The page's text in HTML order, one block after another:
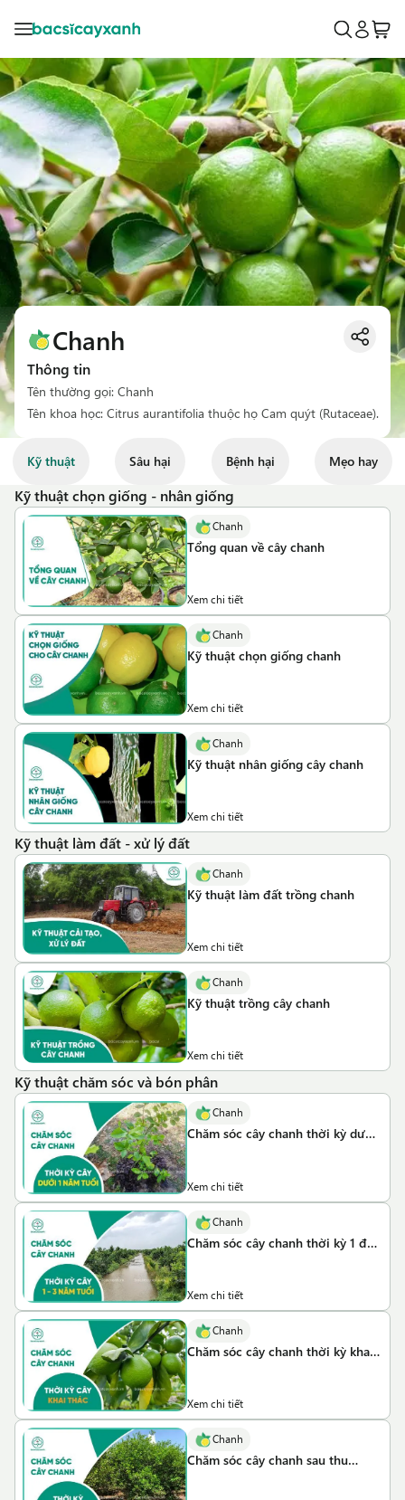
Chanh
Thông tin
Tên thường gọi: Chanh
Tên khoa học: Citrus aurantifolia thuộc họ Cam quýt (Rutaceae).
Kỹ thuật Sâu hại Bệnh hại Mẹo hay
Kỹ thuật chọn giống - nhân giống
Chanh
Tổng quan về cây chanh
Xem chi tiết
Chanh
Kỹ thuật chọn giống chanh
Xem chi tiết
Chanh
Kỹ thuật nhân giống cây chanh
Xem chi tiết
Kỹ thuật làm đất - xử lý đất
Chanh
Kỹ thuật làm đất trồng chanh
Xem chi tiết
Chanh
Kỹ thuật trồng cây chanh
Xem chi tiết
Kỹ thuật chăm sóc và bón phân
Chanh
Chăm sóc cây chanh thời kỳ dưới
Xem chi tiết
Chanh
Chăm sóc cây chanh thời kỳ 1 đến
Xem chi tiết
Chanh
Chăm sóc cây chanh thời kỳ khai
Xem chi tiết
Chanh
Chăm sóc cây chanh sau thu